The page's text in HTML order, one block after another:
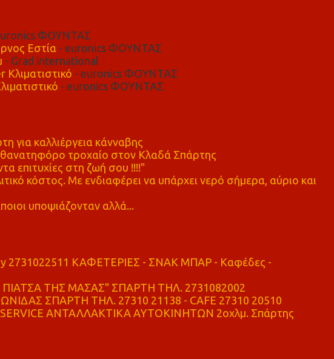
ΦΟΥΝΤΑΣ
Εστία - euronics ΦΟΥΝΤΑΣ
- Grad international
- euronics ΦΟΥΝΤΑΣ
- euronics ΦΟΥΝΤΑΣ
καλλιέργεια κάνναβης
τροχαίο στον Κλαδά Σπάρτης
επιτυχίες στη ζωή σου !!!!"
κόστος. Με ενδιαφέρει να υπάρχει νερό σήμερα, αύριο και
υποψιάζονταν αλλά...
2731022511 ΚΑΦΕΤΕΡΙΕΣ - ΣΝΑΚ ΜΠΑΡ - Καφέδες -
ΤΗΣ ΜΑΣΑΣ" ΣΠΑΡΤΗ ΤΗΛ. 2731082002
ΣΠΑΡΤΗ ΤΗΛ. 27310 21138 - CAFE 27310 20510
ΑΝΤΑΛΛΑΚΤΙΚΑ ΑΥΤΟΚΙΝΗΤΩΝ 2οχλμ. Σπάρτης